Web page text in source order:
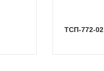
ТСП-772-02